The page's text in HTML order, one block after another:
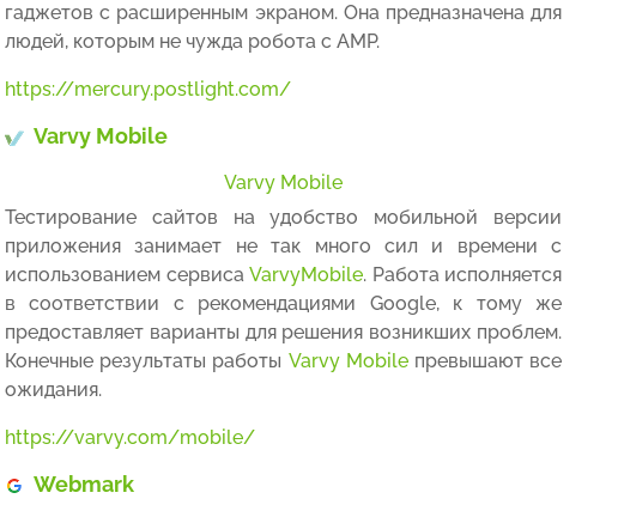
гаджетов с раcширенным экраном. Она предназначена для
людей, которым не чужда робота с AMP.
https://mercury.postlight.com/
Varvy Mobile
Varvy Mobile
Тестирование сайтов на удобство мобильной версии
приложения занимает не так много сил и времени с
использованием сервиса VarvyMobile. Работа исполняется
в соответствии с рекомендациями Google, к тому же
предоставляет варианты для решения возникших проблем.
Конечные результаты работы Varvy Mobileпревышают все
ожидания.
https://varvy.com/mobile/
Webmark